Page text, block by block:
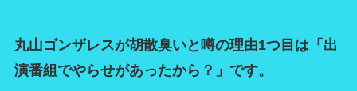
丸山ゴンザレスが胡散臭いと噂の理由1つ目は「出
演番組でやらせがあったから？」です。